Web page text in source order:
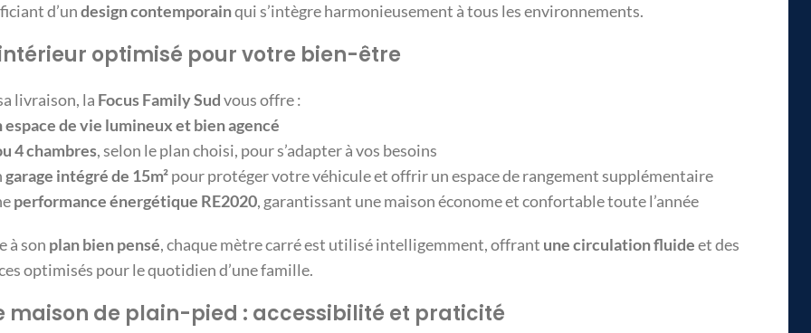
d’undesign contemporainqui s’intègre harmonieusement à tous les environnements.
optimisé pour votre bien-être
livraison, la Focus Family Sudvous offre :
espace de vie lumineux et bien agencé
4 chambres, selon le plan choisi, pour s’adapter à vos besoins
garage intégré de 15m²pour protéger votre véhicule et offrir un espace de rangement supplémentaire
performance énergétique RE2020, garantissant une maison économe et confortable toute l’année
à son plan bien pensé, chaque mètre carré est utilisé intelligemment, offrant une circulation fluideet des
optimisés pour le quotidien d’une famille.
maison de plain-pied : accessibilité et praticité